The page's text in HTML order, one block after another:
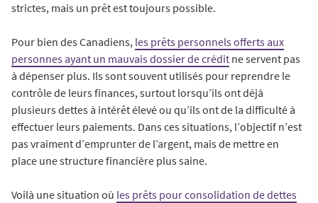
strictes, mais un prêt est toujours possible.
Pour bien des Canadiens, les prêts personnels offerts aux
personnes ayant un mauvais dossier de crédit ne servent pas
à dépenser plus. Ils sont souvent utilisés pour reprendre le
contrôle de leurs finances, surtout lorsqu’ils ont déjà
plusieurs dettes à intérêt élevé ou qu’ils ont de la difficulté à
effectuer leurs paiements. Dans ces situations, l’objectif n’est
pas vraiment d’emprunter de l’argent, mais de mettre en
place une structure financière plus saine.
Voilà une situation où les prêts pour consolidation de dettes